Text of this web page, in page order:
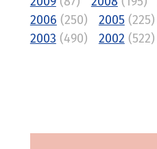
2006 (250) 2005(225)
2003 (490) 2002 (522)